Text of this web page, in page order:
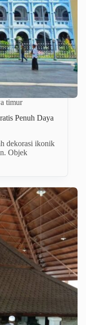
timur
Penuh Daya
dekorasi ikonik
Objek